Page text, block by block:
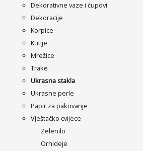
Dekorativne vaze i ćupovi
Dekoracije
Korpice
Kutije
Mrežice
Trake
Ukrasna stakla
Ukrasne perle
Papir za pakovanje
Vještačko cvijece
Zelenilo
Orhideje